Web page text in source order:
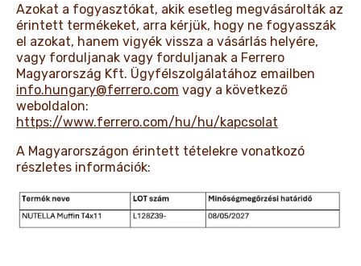
Azokat a fogyasztókat, akik esetleg megvásárolták az
érintett termékeket, arra kérjük, hogy ne fogyasszák
el azokat, hanem vigyék vissza a vásárlás helyére,
vagy forduljanak vagy forduljanak a Ferrero
Magyarország Kft. Ügyfélszolgálatához emailben
info.hungary@ferrero.com vagy a következő
weboldalon:
https://www.ferrero.com/hu/hu/kapcsolat
A Magyarországon érintett tételekre vonatkozó
részletes információk: